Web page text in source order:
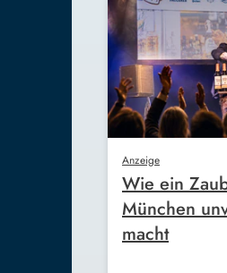
Anzeige
Wie ein
München
macht